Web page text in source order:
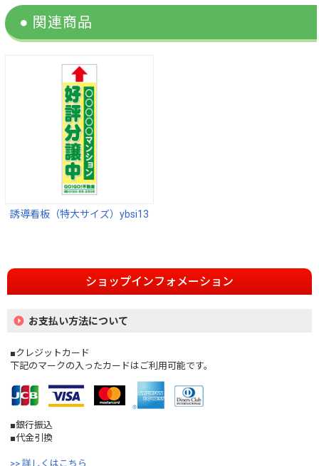
誘導看板（特大サイズ）ybsi13
ショップインフォメーション
お支払い方法について
■クレジットカード
下記のマークの入ったカードはご利用可能です。
■銀行振込
■代金引換
>> 詳しくはこちら